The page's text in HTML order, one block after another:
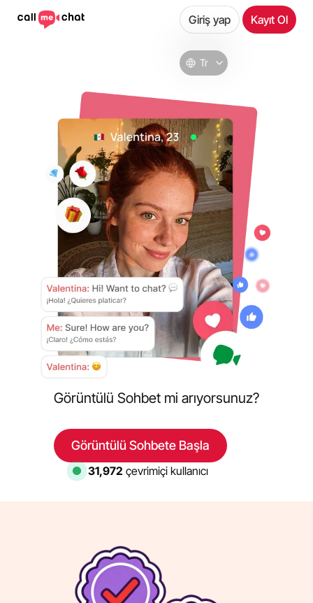
Tr
Giriş yap Kayıt Ol
Görüntülü Sohbet mi arıyorsunuz?
Görüntülü Sohbete Başla
32,137 çevrimiçi kullanıcı